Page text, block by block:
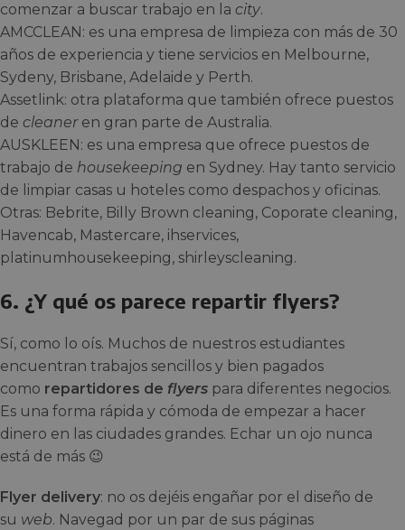
comenzar a buscar trabajo en la city.
AMCCLEAN: es una empresa de limpieza con más de 30
años de experiencia y tiene servicios en Melbourne,
Sydeny, Brisbane, Adelaide y Perth.
Assetlink: otra plataforma que también ofrece puestos
de cleaner en gran parte de Australia.
AUSKLEEN: es una empresa que ofrece puestos de
trabajo de housekeeping en Sydney. Hay tanto servicio
de limpiar casas u hoteles como despachos y oficinas.
Otras: Bebrite, Billy Brown cleaning, Coporate cleaning,
Havencab, Mastercare, ihservices,
platinumhousekeeping, shirleyscleaning.
6. ¿Y qué os parece repartir flyers?
Sí, como lo oís. Muchos de nuestros estudiantes
encuentran trabajos sencillos y bien pagados
como repartidores de flyers para diferentes negocios.
Es una forma rápida y cómoda de empezar a hacer
dinero en las ciudades grandes. Echar un ojo nunca
está de más 😉
Flyer delivery: no os dejéis engañar por el diseño de
su web. Navegad por un par de sus páginas